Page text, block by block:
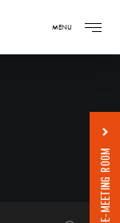
MENU
E-MEETING ROOM